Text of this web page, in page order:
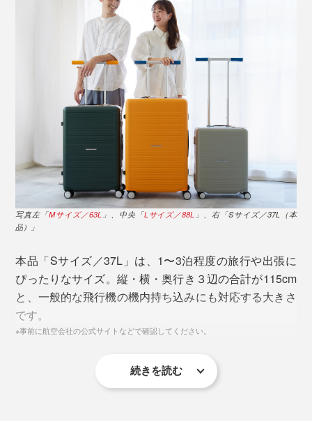
安定性の高い幅広設計で、重い荷物をかけても倒れにく
く、海外でのトイレ使用時など、荷物を置く場所がない
ときにも頼れます。
購入時のハンドルの色は下写真の組み合わせとなってい
ますが、オプションの「
シリコングリップ」でカスタマ
イズすれば、自分好みの配色にすることも可能。
1個のキャスターにタイヤを2輪付けた「双輪キャスタ
ー」だから、360°クルクルと回転し、力をいれなくても
軽やかに並走。
手首への負担もほとんどなく、立てたままの並走も、斜
めに引いて転がすのも、グラつきにくく、安定感も抜群
です。
写真左「Mサイズ／63L 」、中央「Lサイズ／88L 」、右「Sサイズ／37L（本
品）」
本品「Sサイズ／37L」は、1〜3泊程度の旅行や出張に
ぴったりなサイズ。縦・横・奥行き３辺の合計が115cm
と、一般的な飛行機の機内持ち込みにも対応する大きさ
です。
※事前に航空会社の公式サイトなどで確認してください。
見た目のサイズより、中は広々。荷物をたっぷり収納で
続きを読む